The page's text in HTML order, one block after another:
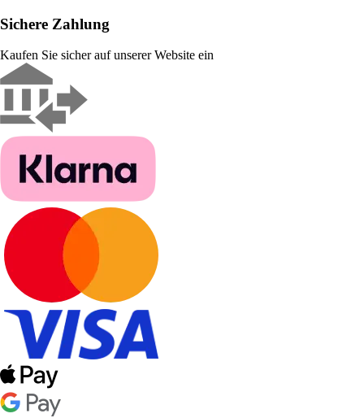
Sichere Zahlung
Kaufen Sie sicher auf unserer Website ein